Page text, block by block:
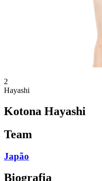
2
Hayashi
Kotona Hayashi
Team
Japão
Biografia